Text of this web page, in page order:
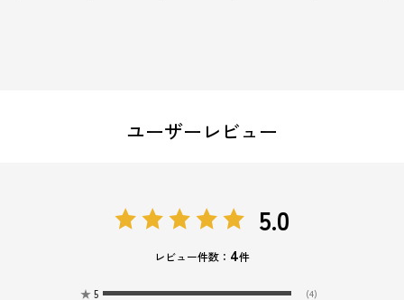
ユーザーレビュー
5.0
レビュー件数： 4件
★ 5 (4)